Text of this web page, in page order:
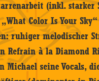
(inkl. starker
Color Is Your
ruhiger melodischer
Refrain à la Diamond
Michael seine Vocals,